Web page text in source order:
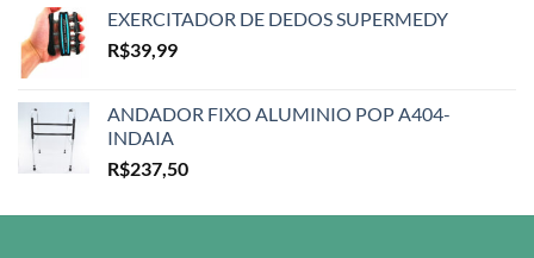
EXERCITADOR DE DEDOS SUPERMEDY
R$39,99
ANDADOR FIXO ALUMINIO POP A404-
INDAIA
R$237,50